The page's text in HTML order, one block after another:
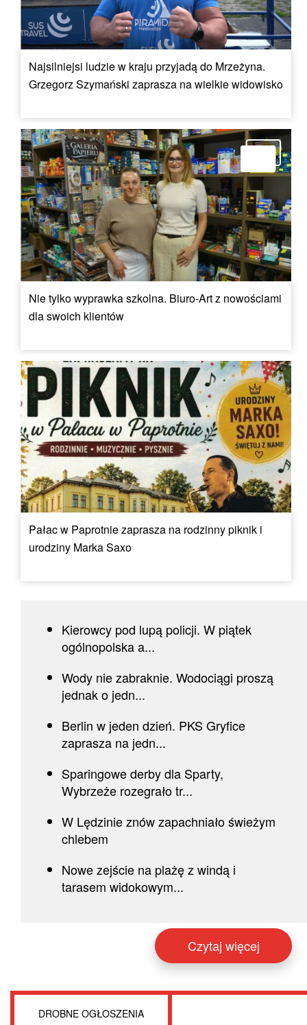
Najsilniejsi ludzie w kraju przyjadą do Mrzeżyna.
Grzegorz Szymański zaprasza na wielkie widowisko
Nie tylko wyprawka szkolna. Biuro-Art z nowościami
dla swoich klientów
Pałac w Paprotnie zaprasza na rodzinny piknik i
urodziny Marka Saxo
Kierowcy pod lupą policji. W piątek
ogólnopolska a...
Wody nie zabraknie. Wodociągi proszą
jednak o jedn...
Berlin w jeden dzień. PKS Gryfice
zaprasza na jedn...
Sparingowe derby dla Sparty,
Wybrzeże rozegrało tr...
W Lędzinie znów zapachniało świeżym
chlebem
Nowe zejście na plażę z windą i
tarasem widokowym...
Czytaj więcej
DROBNE OGŁOSZENIA